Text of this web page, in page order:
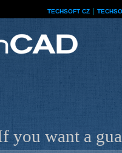
TECHSOFT CZ
you want a